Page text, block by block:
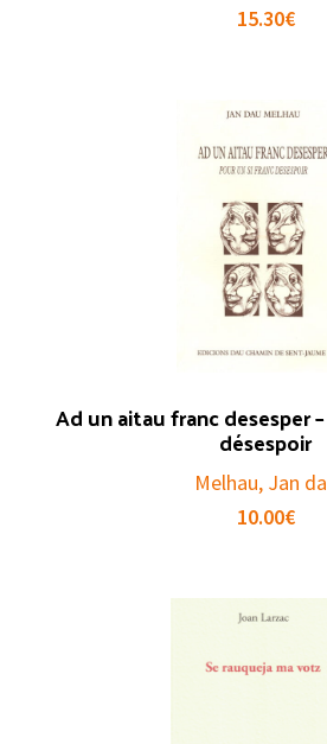
15.30€
Ad un aitau franc desesper
désespoir
Melhau, Jan
10.00€